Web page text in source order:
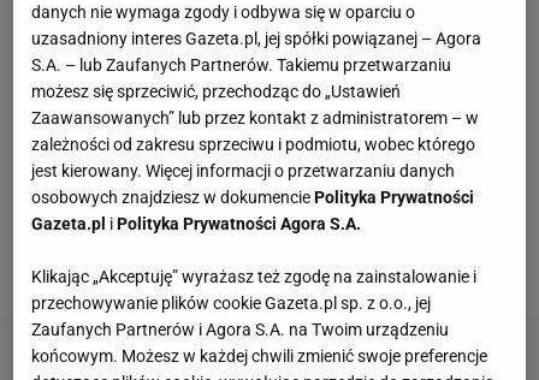
doczekałby się go szybciej, gdyby nie kontuzje. W
ubiegłym roku prowadził rozmowy z Wisłą, która
właśnie z tego względu obawiała się go przyjąć do
drużyny. - Mniejsze lub większe urazy są
nieodłączną częściąsportu , o czym przekonałem się
już nie raz. Najważniejsze, że teraz już wszystko w
porządku z moim zdrowiem - mówi piłkarz w
danych nie wymaga zgody i odbywa się w oparciu o
uzasadniony interes Gazeta.pl, jej spółki powiązanej – Agora
S.A. – lub Zaufanych Partnerów. Takiemu przetwarzaniu
możesz się sprzeciwić, przechodząc do „Ustawień
Zaawansowanych” lub przez kontakt z administratorem – w
zależności od zakresu sprzeciwu i podmiotu, wobec którego
jest kierowany. Więcej informacji o przetwarzaniu danych
osobowych znajdziesz w dokumenciePolityka Prywatności
Gazeta.pl iPolityka Prywatności Agora S.A.
Klikając „Akceptuję” wyrażasz też zgodę na zainstalowanie i
przechowywanie plików cookie Gazeta.pl sp. z o.o., jej
Zaufanych Partnerów i Agora S.A. na Twoim urządzeniu
końcowym. Możesz w każdej chwili zmienić swoje preferencje